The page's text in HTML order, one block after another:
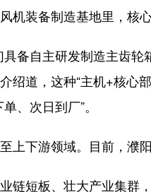
装备制造基地里，核
自主研发制造主齿轮
绍道，这种“主机+核
、次日到厂”。
下游领域。目前，濮
短板、壮大产业集群